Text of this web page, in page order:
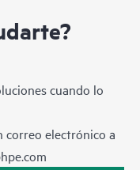
cuando lo
correo electrónico a